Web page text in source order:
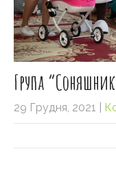
Група
29 Грудня, 2021